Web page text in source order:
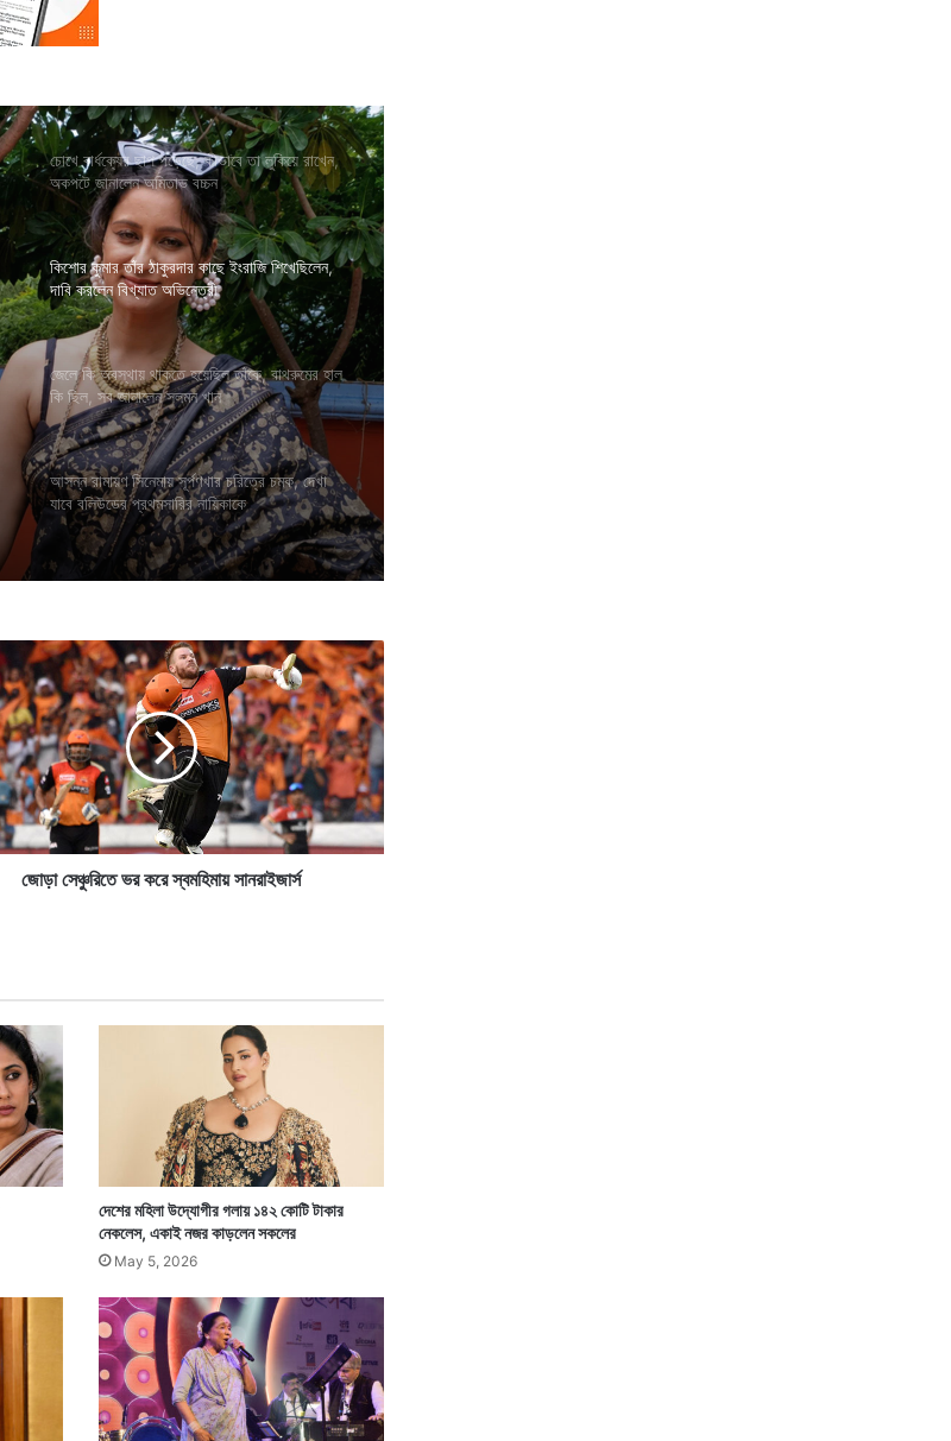
চোখে বার্ধক্যের ছাপ পড়েছে, কীভাবে তা লুকিয়ে রাখেন,
অকপটে জানালেন অমিতাভ বচ্চন
কিশোর কুমার তাঁর ঠাকুরদার কাছে ইংরাজি শিখেছিলেন,
দাবি করলেন বিখ্যাত অভিনেত্রী
জেলে কি অবস্থায় থাকতে হয়েছিল তাঁকে, বাথরুমের হাল
কি ছিল, সব জানালেন সলমন খান
আসন্ন রামায়ণ সিনেমায় সূর্পণখার চরিত্রে চমক, দেখা
যাবে বলিউডের প্রথমসারির নায়িকাকে
জোড়া সেঞ্চুরিতে ভর করে স্বমহিমায় সানরাইজার্স
দেশের মহিলা উদ্যোগীর গলায় ১৪২ কোটি টাকার
নেকলেস, একাই নজর কাড়লেন সকলের
May 5, 2026